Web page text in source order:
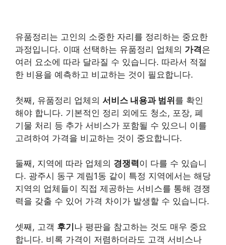
유품정리는 고인의 소중한 자리를 정리하는 중요한
과정입니다. 이때 선택하는 유품정리 업체의 가격은
여러 요소에 따라 달라질 수 있습니다. 따라서 적절
한 비용을 예측하고 비교하는 것이 필요합니다.
첫째, 유품정리 업체의 서비스 내용과 범위를 확인
해야 합니다. 기본적인 정리 외에도 청소, 포장, 폐
기물 처리 등 추가 서비스가 포함될 수 있으니 이를
고려하여 가격을 비교하는 것이 중요합니다.
둘째, 지역에 따라 업체의 경쟁력이 다를 수 있습니
다. 광주시 동구 계림1동 같이 특정 지역에서는 해당
지역의 업체들이 직접 제공하는 서비스를 통해 경쟁
력을 갖출 수 있어 가격 차이가 발생할 수 있습니다.
셋째, 고객 후기나 평판을 참고하는 것도 매우 중요
합니다. 비록 가격이 저렴하더라도 고객 서비스나